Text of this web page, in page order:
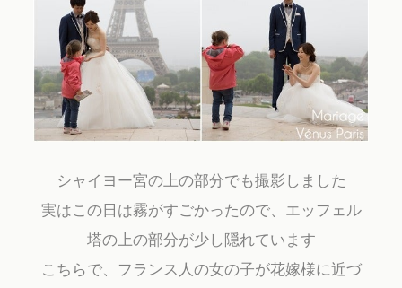
シャイヨー宮の上の部分でも撮影しました
実はこの日は霧がすごかったので、エッフェル
塔の上の部分が少し隠れています
こちらで、フランス人の女の子が花嫁様に近づ